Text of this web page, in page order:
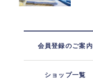
会員登録のご案内
ショップ一覧